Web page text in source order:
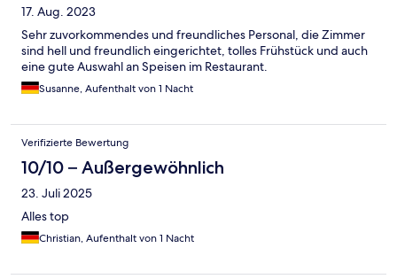
17. Aug. 2023
Sehr zuvorkommendes und freundliches Personal, die Zimmer
sind hell und freundlich eingerichtet, tolles Frühstück und auch
eine gute Auswahl an Speisen im Restaurant.
Susanne, Aufenthalt von 1 Nacht
Verifizierte Bewertung
10/10 – Außergewöhnlich
23. Juli 2025
Alles top
Christian, Aufenthalt von 1 Nacht